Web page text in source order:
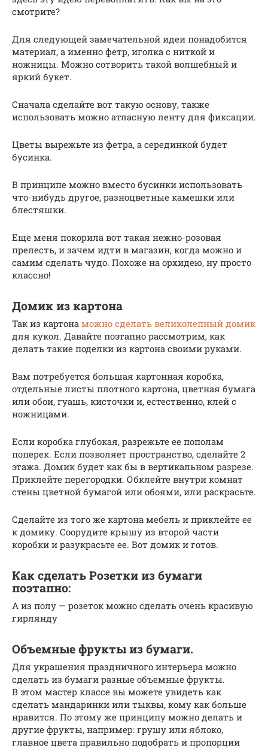
смотрите?
Для следующей замечательной идеи понадобится
материал, а именно фетр, иголка с ниткой и
ножницы. Можно сотворить такой волшебный и
яркий букет.
Сначала сделайте вот такую основу, также
использовать можно атласную ленту для фиксации.
Цветы вырежьте из фетра, а серединкой будет
бусинка.
В принципе можно вместо бусинки использовать
что-нибудь другое, разноцветные камешки или
блестяшки.
Еще меня покорила вот такая нежно-розовая
прелесть, и зачем идти в магазин, когда можно и
самим сделать чудо. Похоже на орхидею, ну просто
классно!
Домик из картона
Так из картона можно сделать великолепный домик
для кукол. Давайте поэтапно рассмотрим, как
делать такие поделки из картона своими руками.
Вам потребуется большая картонная коробка,
отдельные листы плотного картона, цветная бумага
или обои, гуашь, кисточки и, естественно, клей с
ножницами.
Если коробка глубокая, разрежьте ее пополам
поперек. Если позволяет пространство, сделайте 2
этажа. Домик будет как бы в вертикальном разрезе.
Приклейте перегородки. Обклейте внутри комнат
стены цветной бумагой или обоями, или раскрасьте.
Сделайте из того же картона мебель и приклейте ее
к домику. Соорудите крышу из второй части
коробки и разукрасьте ее. Вот домик и готов.
Как сделать Розетки из бумаги
поэтапно:
А из полу — розеток можно сделать очень красивую
гирлянду
Объемные фрукты из бумаги.
Для украшения праздничного интерьера можно
сделать из бумаги разные объемные фрукты.
В этом мастер классе вы можете увидеть как
сделать мандаринки или тыквы, кому как больше
нравится. По этому же принципу можно делать и
другие фрукты, например: грушу или яблоко,
главное цвета правильно подобрать и пропорции